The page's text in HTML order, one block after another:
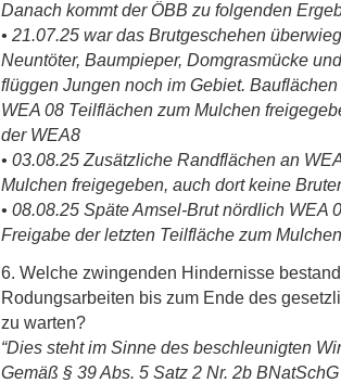
Danach kommt der ÖBB zu folgenden
• 21.07.25 war das Brutgeschehen
Neuntöter, Baumpieper, Domgrasmücke
flüggen Jungen noch im Gebiet.
WEA 08 Teilflächen zum Mulchen
der WEA8
• 03.08.25 Zusätzliche Randflächen an
Mulchen freigegeben, auch dort keine
• 08.08.25 Späte Amsel-Brut nördlich WEA
Freigabe der letzten Teilfläche zum
6. Welche zwingenden Hindernisse
Rodungsarbeiten bis zum Ende des
zu warten?
“Dies steht im Sinne des beschleunigten
Gemäß § 39 Abs. 5 Satz 2 Nr. 2b